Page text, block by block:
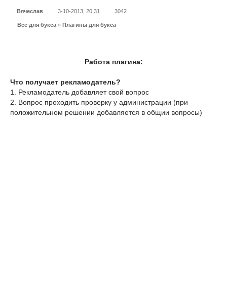
Вячеслав 3-10-2013, 20:31 3042
Все для букса » Плагины для букса
Работа плагина:
Что получает рекламодатель?
1. Рекламодатель добавляет свой вопрос
2. Вопрос проходить проверку у администрации (при
положительном решении добавляется в общии вопросы)